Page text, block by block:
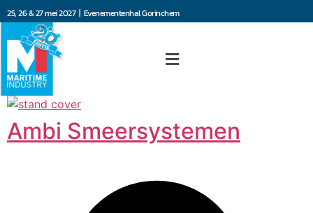
25, 26 & 27 mei 2027 | Evenementenhal Gorinchem
Ambi Smeersystemen